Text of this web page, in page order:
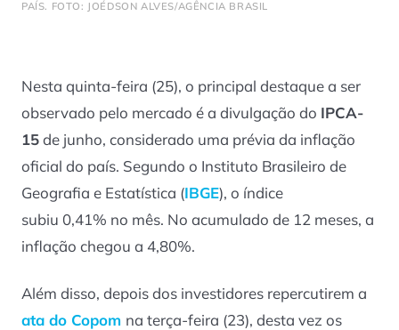
PAÍS. FOTO: JOÉDSON ALVES/AGÊNCIA BRASIL
Nesta quinta-feira (25), o principal destaque a ser
observado pelo mercado é a divulgação do IPCA-
15de junho, considerado uma prévia da inflação
oficial do país. Segundo o Instituto Brasileiro de
Geografia e Estatística (IBGE), o índice
subiu 0,41% no mês. No acumulado de 12 meses, a
inflação chegou a 4,80%.
Além disso, depois dos investidores repercutirem a
ata do Copom na terça-feira (23), desta vez os